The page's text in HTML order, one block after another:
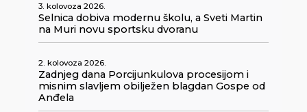
3. kolovoza 2026.
Selnica dobiva modernu školu, a Sveti Martin
na Muri novu sportsku dvoranu
2. kolovoza 2026.
Zadnjeg dana Porcijunkulova procesijom i
misnim slavljem obilježen blagdan Gospe od
Anđela